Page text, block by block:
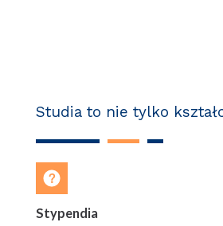
Studia to nie tylko
Stypendia